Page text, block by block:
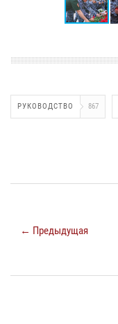
РУКОВОДСТВО 867
← Предыдущая